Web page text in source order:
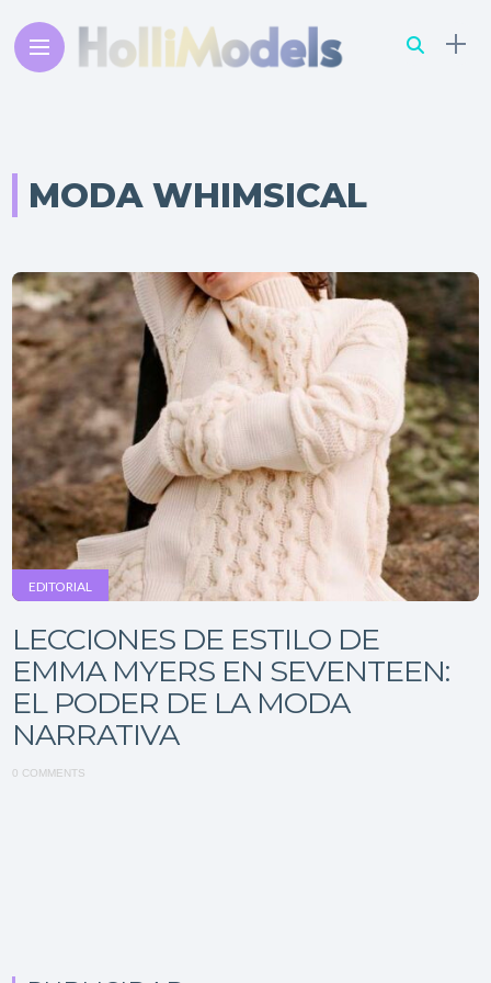
MODA WHIMSICAL
EDITORIAL
LECCIONES DE ESTILO DE
EMMA MYERS EN SEVENTEEN:
EL PODER DE LA MODA
NARRATIVA
0 COMMENTS